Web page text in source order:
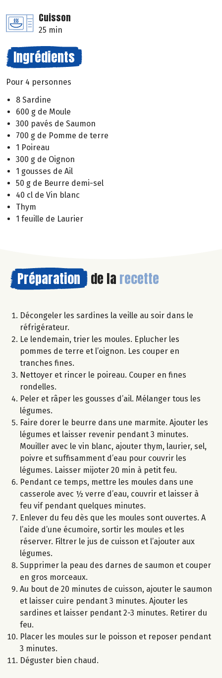
Cuisson
25 min
Ingrédients
Pour 4 personnes
8 Sardine
600 g de Moule
300 pavés de Saumon
700 g de Pomme de terre
1 Poireau
300 g de Oignon
1 gousses de Ail
50 g de Beurre demi-sel
40 cl de Vin blanc
Thym
1 feuille de Laurier
Préparation de la recette
Décongeler les sardines la veille au soir dans le
réfrigérateur.
Le lendemain, trier les moules. Eplucher les
pommes de terre et l’oignon. Les couper en
tranches fines.
Nettoyer et rincer le poireau. Couper en fines
rondelles.
Peler et râper les gousses d’ail. Mélanger tous les
légumes.
Faire dorer le beurre dans une marmite. Ajouter les
légumes et laisser revenir pendant 3 minutes.
Mouiller avec le vin blanc, ajouter thym, laurier, sel,
poivre et suffisamment d’eau pour couvrir les
légumes. Laisser mijoter 20 min à petit feu.
Pendant ce temps, mettre les moules dans une
casserole avec ½ verre d’eau, couvrir et laisser à
feu vif pendant quelques minutes.
Enlever du feu dès que les moules sont ouvertes. A
l’aide d’une écumoire, sortir les moules et les
réserver. Filtrer le jus de cuisson et l’ajouter aux
légumes.
Supprimer la peau des darnes de saumon et couper
en gros morceaux.
Au bout de 20 minutes de cuisson, ajouter le saumon
et laisser cuire pendant 3 minutes. Ajouter les
sardines et laisser pendant 2-3 minutes. Retirer du
feu.
Placer les moules sur le poisson et reposer pendant
3 minutes.
Déguster bien chaud.